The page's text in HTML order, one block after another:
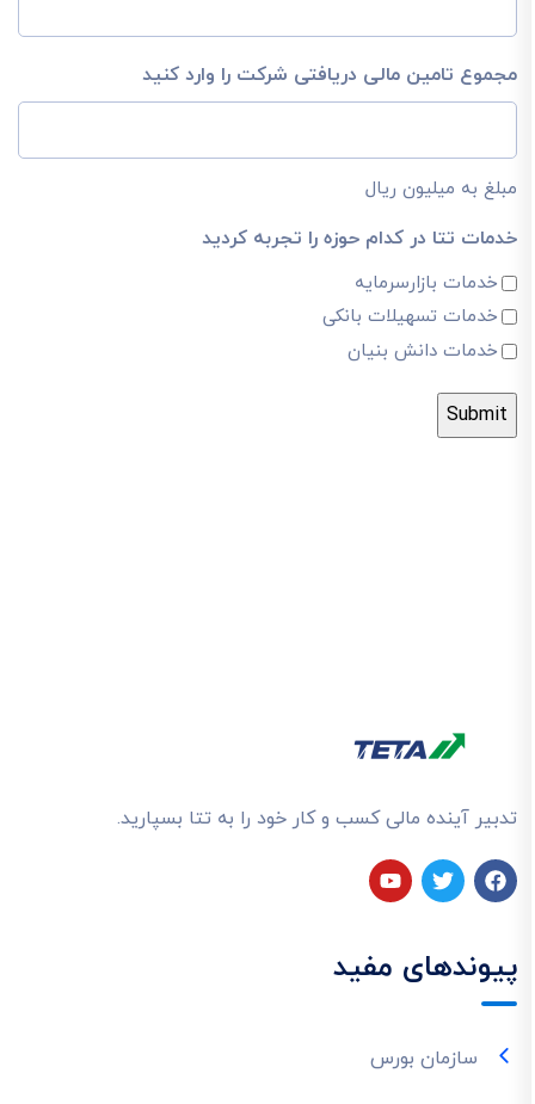
مجموع تامین مالی دریافتی شرکت را وارد کنید
مبلغ به میلیون ریال
خدمات تتا در کدام حوزه را تجربه کردید
خدمات بازارسرمایه
خدمات تسهیلات بانکی
خدمات دانش بنیان
تدبیر آینده مالی کسب و کار خود را به تتا بسپارید.
پیوندهای مفید
سازمان بورس